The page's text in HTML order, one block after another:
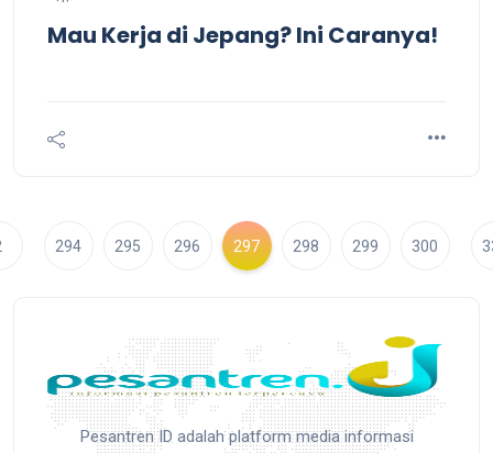
Mau Kerja di Jepang? Ini Caranya!
294 295 296 297 298 299 300
Pesantren ID adalah platform media informasi